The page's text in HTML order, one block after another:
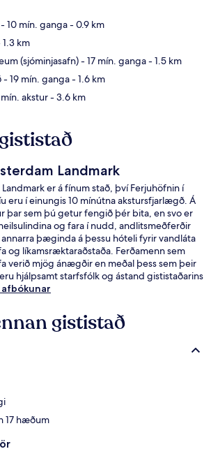
- 10 mín. ganga- 0.9 km
1.3 km
(sjóminjasafn)- 17 mín. ganga- 1.5 km
- 19 mín. ganga- 1.6 km
akstur- 3.6 km
Landmark
er á fínum stað, því Ferjuhöfnin í
eru í einungis 10 mínútna akstursfjarlægð. Á
þar sem þú getur fengið þér bita, en svo er
og fara í nudd, andlitsmeðferðir
þæginda á þessu hóteli fyrir vandláta
og líkamsræktaraðstaða. Ferðamenn sem
verið mjög ánægðir en meðal þess sem þeir
hjálpsamt starfsfólk og ástand gististaðarins
fara til að komast í almenningssamgöngur:
í 7 mínútna.gististað
17 hæðum